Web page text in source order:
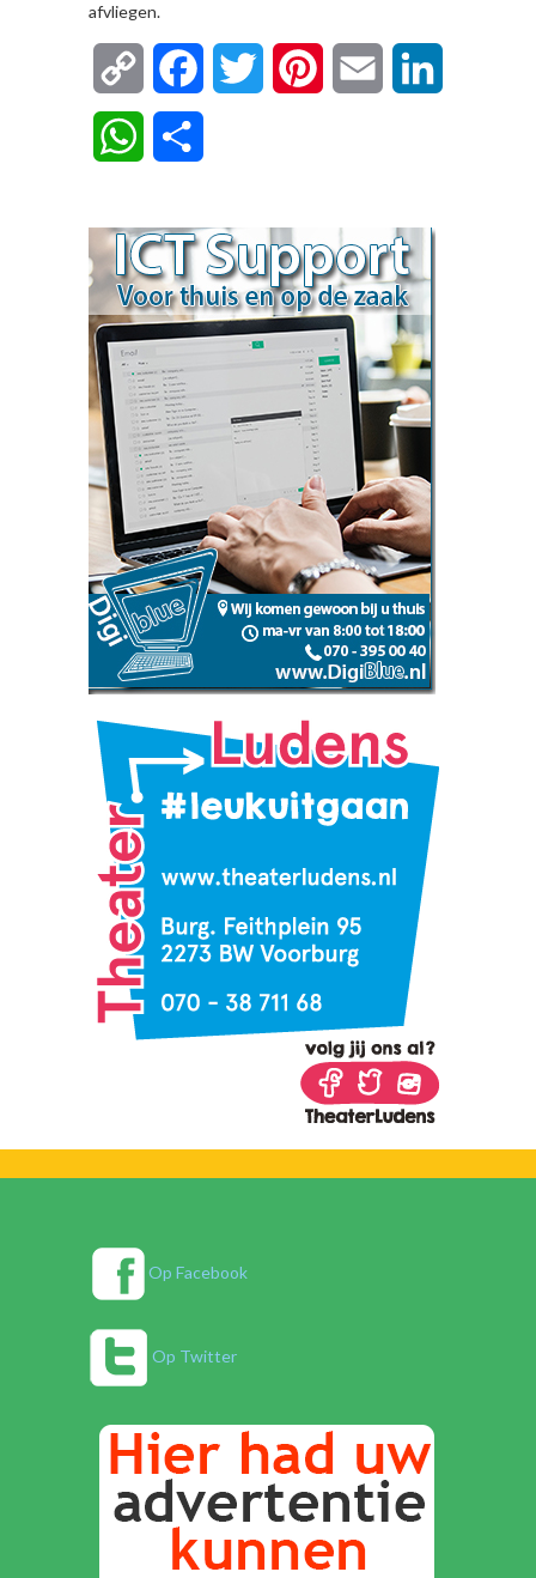
afvliegen.
Copy
Link
FacebookTwitter Pinterest Email
WhatsApp
Op Facebook
Op Twitter